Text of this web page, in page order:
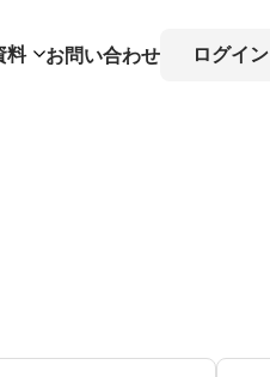
料 お問い合わせ ログイン